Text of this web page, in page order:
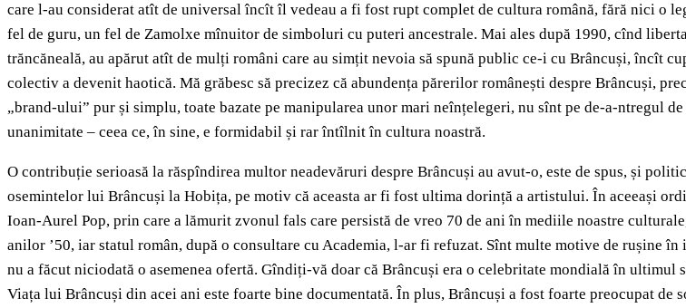
care l-au considerat atît de universal încît îl vedeau a fi fost rupt complet de cultura română, fără nici o
fel de guru, un fel de Zamolxe mînuitor de simboluri cu puteri ancestrale. Mai ales după 1990, cînd
trăncăneală, au apărut atît de mulți români care au simțit nevoia să spună public ce-i cu Brâncuși, încît
colectiv a devenit haotică. Mă grăbesc să precizez că abundența părerilor românești despre Brâncuși,
„brand-ului” pur și simplu, toate bazate pe manipularea unor mari neînțelegeri, nu sînt pe de-a-ntregul
unanimitate – ceea ce, în sine, e formidabil și rar întîlnit în cultura noastră.
O contribuție serioasă la răspîndirea multor neadevăruri despre Brâncuși au avut-o, este de spus, și
osemintelor lui Brâncuși la Hobița, pe motiv că aceasta ar fi fost ultima dorință a artistului. În aceeași
Ioan-Aurel Pop, prin care a lămurit zvonul fals care persistă de vreo 70 de ani în mediile noastre
anilor ’50, iar statul român, după o consultare cu Academia, l-ar fi refuzat. Sînt multe motive de rușine
nu a făcut niciodată o asemenea ofertă. Gîndiți-vă doar că Brâncuși era o celebritate mondială în
Viața lui Brâncuși din acei ani este foarte bine documentată. În plus, Brâncuși a fost foarte preocupat de